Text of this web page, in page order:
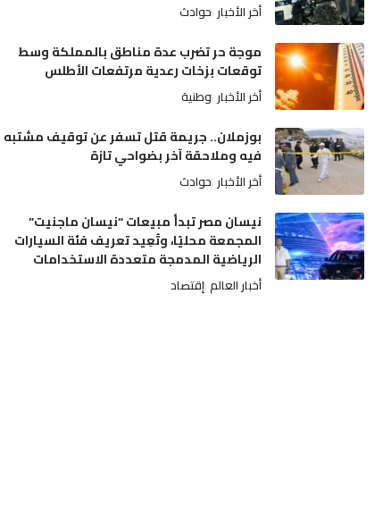
أخر الأخبار حوادث
موجة حر تضرب عدة مناطق بالمملكة وسط
توقعات بزخات رعدية مرتفعات الأطلس
أخر الأخبار وطنية
بوزملان.. جريمة قتل تسفر عن توقيف مشتبه
فيه وملاحقة آخر بضواحي تازة
أخر الأخبار حوادث
نيسان مصر تبدأ مبيعات “نيسان ماجنيت”
المجمعة محليًا، وتُعِيد تعريف فئة السيارات
الرياضية المدمجة متعددة الاستخدامات
أخبار العالم إقتصاد